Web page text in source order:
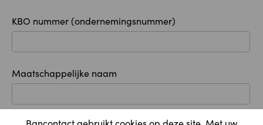
KBO nummer (ondernemingsnummer)
Maatschappelijke naam